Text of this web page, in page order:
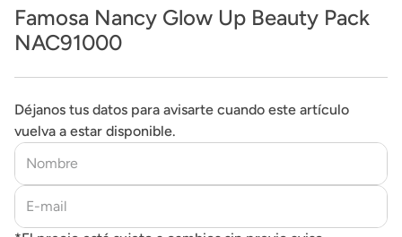
Famosa Nancy Glow Up Beauty Pack
NAC91000
Déjanos tus datos para avisarte cuando este artículo
vuelva a estar disponible.